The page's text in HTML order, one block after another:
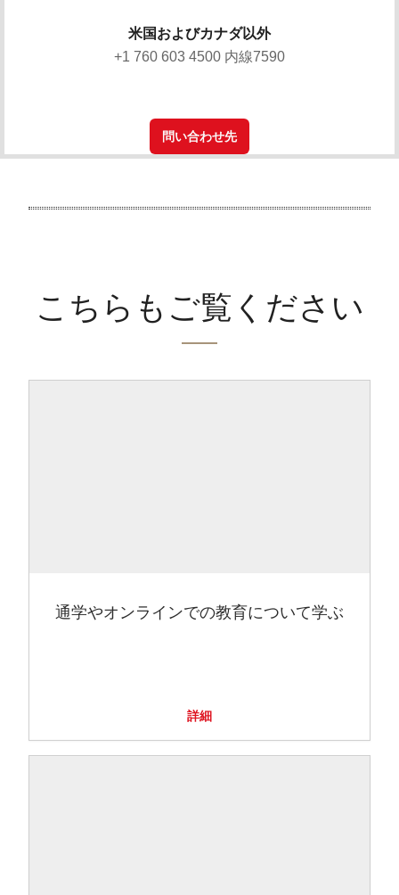
米国およびカナダ以外
+1 760 603 4500 内線7590
問い合わせ先
こちらもご覧ください
通学やオンラインでの教育について学ぶ
詳細